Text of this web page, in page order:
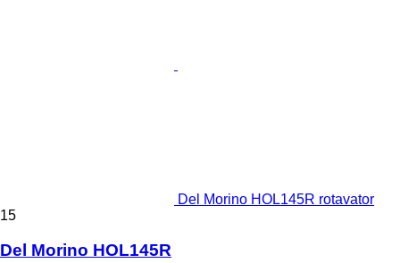
Del Morino HOL145R rotavator
15
Del Morino HOL145R